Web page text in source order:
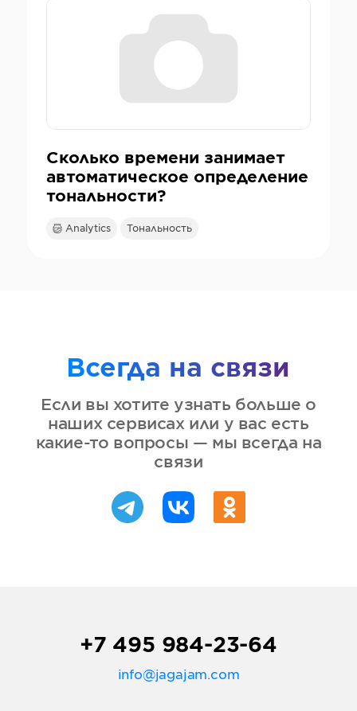
Сколько времени занимает
автоматическое определение
тональности?
Analytics Тональность
Всегда на связи
Если вы хотите узнать больше о
наших сервисах или у вас есть
какие-то вопросы — мы всегда на
связи
+7 495 984-23-64
info@jagajam.com